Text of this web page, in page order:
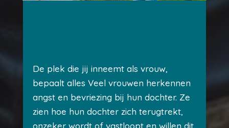
De plek die jij inneemt als vrouw,
bepaalt alles Veel vrouwen herkennen
angst en bevriezing bij hun dochter. Ze
zien hoe hun dochter zich terugtrekt,
onzeker wordt of vastloopt en willen dit